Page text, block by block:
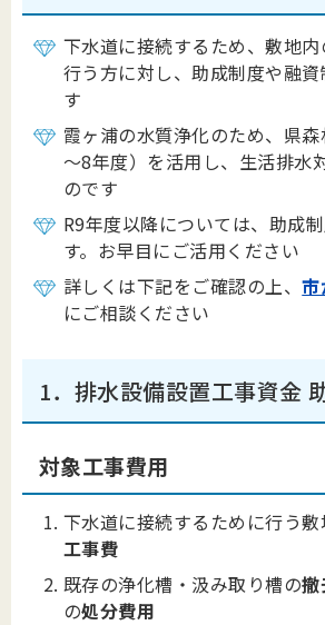
下水道に接続するため、敷地内
行う方に対し、助成制度や融
す
霞ヶ浦の水質浄化のため、県
～8年度）を活用し、生活排水
のです​​
R9年度以降については、助成
す。お早目にご活用ください
詳しくは下記をご確認の上、市
にご相談ください
1．排水設備設置工事資金
対象工事費用
下水道に接続するために行う
工事費
既存の浄化槽・汲み取り槽の撤
の処分費用